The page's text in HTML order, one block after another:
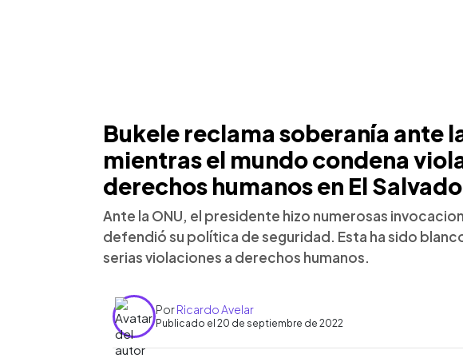
Bukele reclama soberanía ante
mientras el mundo condena
derechos humanos en El
Ante la ONU, el presidente hizo numerosas
defendió su política de seguridad. Esta ha sido
serias violaciones a derechos humanos.
PorRicardo Avelar
Publicado el 20 de septiembre de 2022